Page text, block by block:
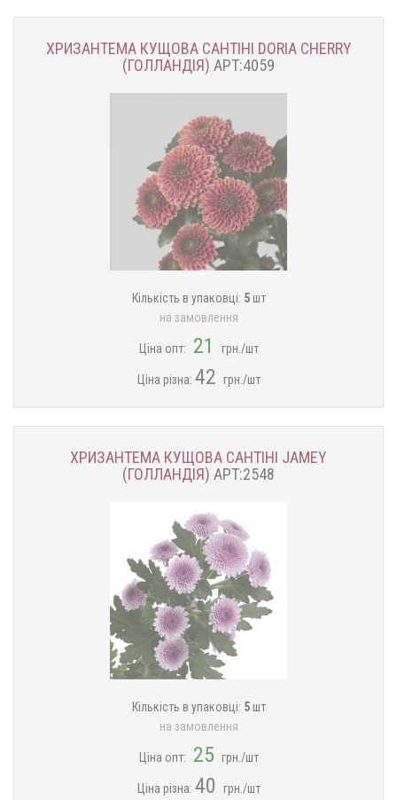
ХРИЗАНТЕМА КУЩОВА САНТІНІ DORIA CHERRY
(ГОЛЛАНДІЯ) АРТ:4059
Кількість в упаковці: 5шт
на замовлення
Ціна опт: 21 грн./шт
Ціна різна: 42 грн./шт
ХРИЗАНТЕМА КУЩОВА САНТІНІ JAMEY
(ГОЛЛАНДІЯ) АРТ:2548
Кількість в упаковці: 5шт
на замовлення
Ціна опт: 25 грн./шт
Ціна різна: 40 грн./шт